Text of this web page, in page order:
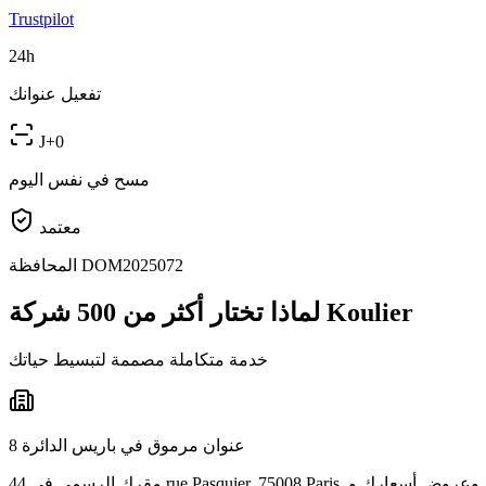
Trustpilot
24h
تفعيل عنوانك
J+0
مسح في نفس اليوم
معتمد
المحافظة DOM2025072
لماذا تختار أكثر من 500 شركة Koulier
خدمة متكاملة مصممة لتبسيط حياتك
عنوان مرموق في باريس الدائرة 8